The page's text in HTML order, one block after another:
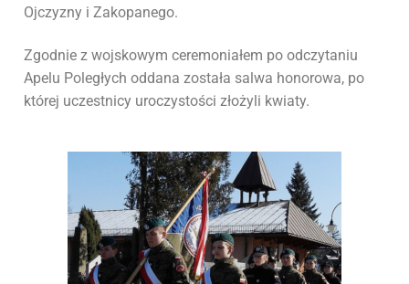
Ojczyzny i Zakopanego.
Zgodnie z wojskowym ceremoniałem po odczytaniu
Apelu Poległych oddana została salwa honorowa, po
której uczestnicy uroczystości złożyli kwiaty.